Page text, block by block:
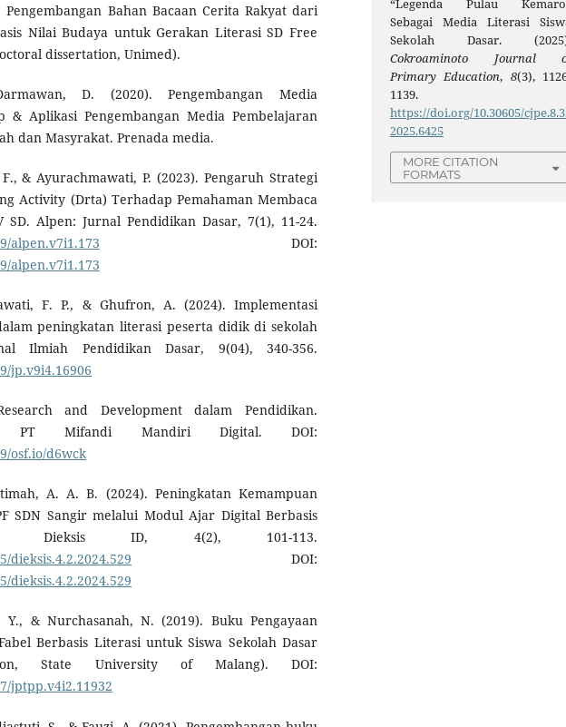
Pengembangan Bahan Bacaan Cerita Rakyat dari
Nilai Budaya untuk Gerakan Literasi SD Free
dissertation, Unimed).
D. (2020). Pengembangan Media
& Aplikasi Pengembangan Media Pembelajaran
dan Masyrakat. Prenada media.
& Ayurachmawati, P. (2023). Pengaruh Strategi
Activity (Drta) Terhadap Pemahaman Membaca
SD. Alpen: Jurnal Pendidikan Dasar, 7(1), 11-24.
alpen.v7i1.173 DOI:
alpen.v7i1.173
F. P., & Ghufron, A. (2024). Implementasi
peningkatan literasi peserta didik di sekolah
Ilmiah Pendidikan Dasar, 9(04), 340-356.
jp.v9i4.16906
and Development dalam Pendidikan.
PT Mifandi Mandiri Digital. DOI:
osf.io/d6wck
A. A. B. (2024). Peningkatan Kemampuan
SDN Sangir melalui Modul Ajar Digital Berbasis
Dieksis ID, 4(2), 101-113.
dieksis.4.2.2024.529 DOI:
dieksis.4.2.2024.529
& Nurchasanah, N. (2019). Buku Pengayaan
Berbasis Literasi untuk Siswa Sekolah Dasar
State University of Malang). DOI:
jptpp.v4i2.11932
“Legenda Pulau
Sebagai Media Literasi
Sekolah Dasar.
Cokroaminoto Journal
Primary Education, 8(3),
1139.
https://doi.org/10.30605/
2025.6425
MORE CITATION
FORMATS